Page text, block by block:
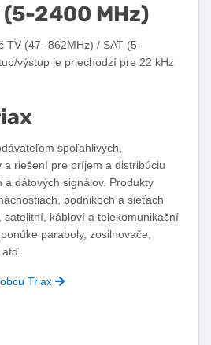
(5-2400 MHz)
TV (47- 862MHz) / SAT (5-
výstup je priechodzí pre 22 kHz
spoľahlivých,
a riešení pre príjem a distribúciu
a dátových signálov. Produkty
podnikoch a sieťach
satelitní, kábloví a telekomunikační
paraboly, zosilnovače,
Triax